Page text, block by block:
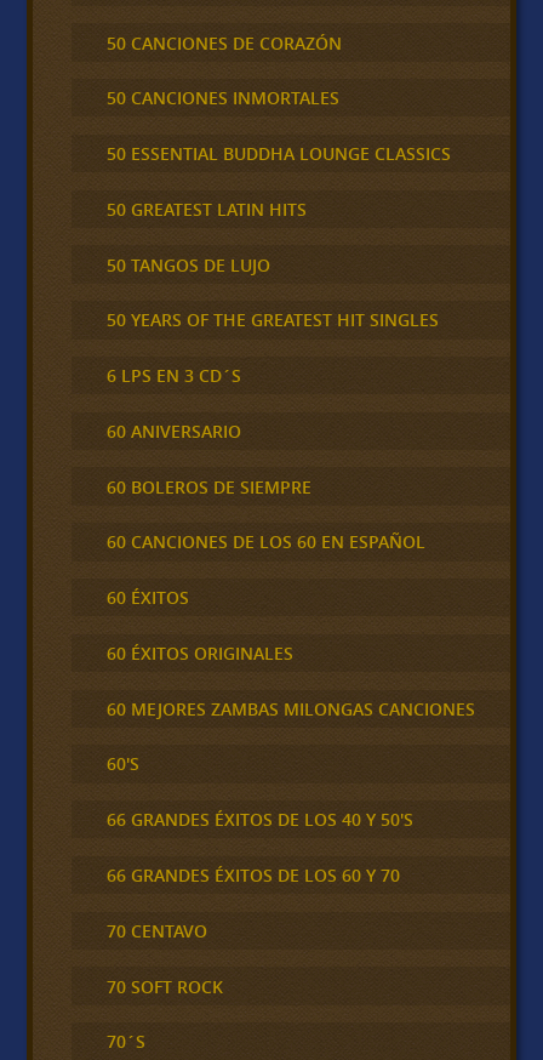
50 CANCIONES DE CORAZÓN
50 CANCIONES INMORTALES
50 ESSENTIAL BUDDHA LOUNGE CLASSICS
50 GREATEST LATIN HITS
50 TANGOS DE LUJO
50 YEARS OF THE GREATEST HIT SINGLES
6 LPS EN 3 CD´S
60 ANIVERSARIO
60 BOLEROS DE SIEMPRE
60 CANCIONES DE LOS 60 EN ESPAÑOL
60 ÉXITOS
60 ÉXITOS ORIGINALES
60 MEJORES ZAMBAS MILONGAS CANCIONES
60'S
66 GRANDES ÉXITOS DE LOS 40 Y 50'S
66 GRANDES ÉXITOS DE LOS 60 Y 70
70 CENTAVO
70 SOFT ROCK
70´S